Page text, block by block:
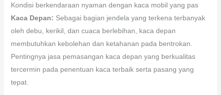
Kondisi berkendaraan nyaman dengan kaca mobil yang pas
Kaca Depan: Sebagai bagian jendela yang terkena terbanyak
oleh debu, kerikil, dan cuaca berlebihan, kaca depan
membutuhkan kebolehan dan ketahanan pada bentrokan.
Pentingnya jasa pemasangan kaca depan yang berkualitas
tercermin pada penentuan kaca terbaik serta pasang yang
tepat.